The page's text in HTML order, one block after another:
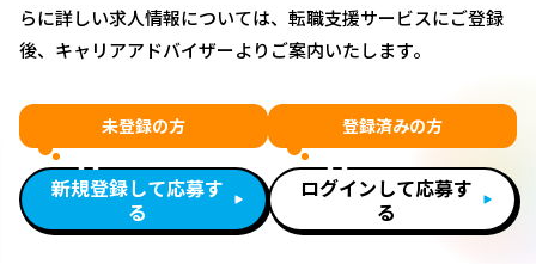
らに詳しい求人情報については、転職支援サービスにご登録
後、キャリアアドバイザーよりご案内いたします。
未登録の方
新規登録して応募す
る
登録済みの方
ログインして応募す
る